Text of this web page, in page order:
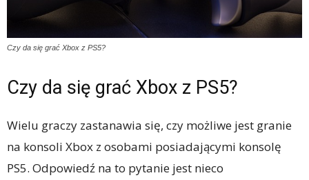
Czy da się grać Xbox z PS5?
Czy da się grać Xbox z PS5?
Wielu graczy zastanawia się, czy możliwe jest granie
na konsoli Xbox z osobami posiadającymi konsolę
PS5. Odpowiedź na to pytanie jest nieco